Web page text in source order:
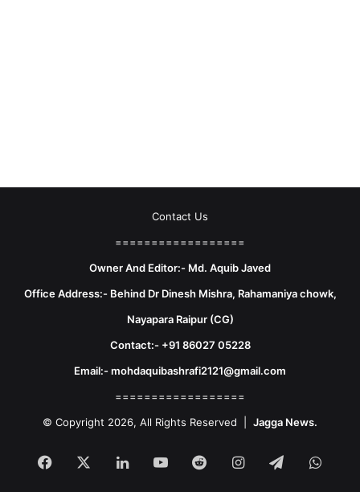
Contact Us
==================
Owner And Editor:- Md. Aquib Javed
Office Address:- Behind Dr Dinesh Mishra, Rahamaniya chowk,
Nayapara Raipur (CG)
Contact:- +91 86027 05228
Email:- mohdaquibashrafi2121@gmail.com
==================
© Copyright 2026, All Rights Reserved | Jagga News.
Facebook LinkedInYouTubeRedditInstagram
Telegram